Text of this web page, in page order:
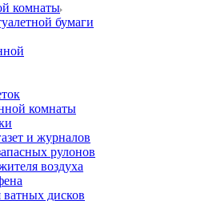
комнаты
бумаги
комнаты
и журналов
рулонов
воздуха
дисков